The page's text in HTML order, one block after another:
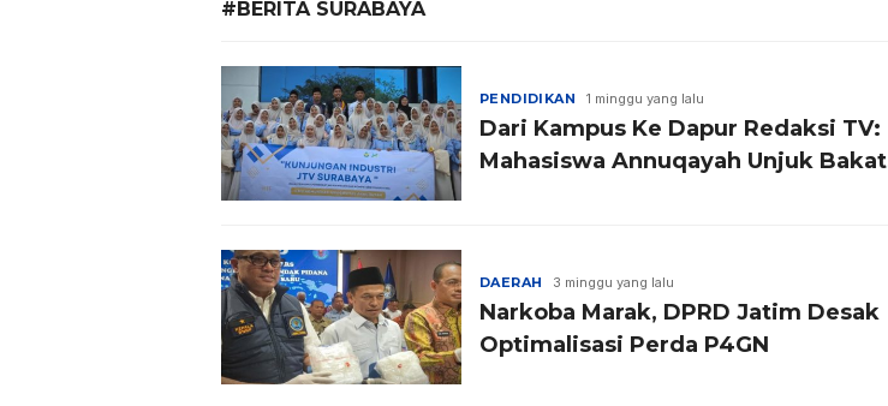
#BERITA SURABAYA
PENDIDIKAN 1 minggu yang lalu
Dari Kampus Ke Dapur Redaksi TV:
Mahasiswa Annuqayah Unjuk Bakat
DAERAH 3 minggu yang lalu
Narkoba Marak, DPRD Jatim Desak
Optimalisasi Perda P4GN